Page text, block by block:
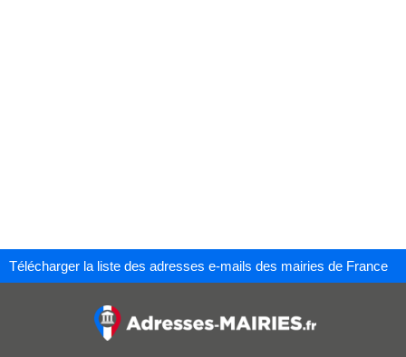
Télécharger la liste des adresses e-mails des mairies de France